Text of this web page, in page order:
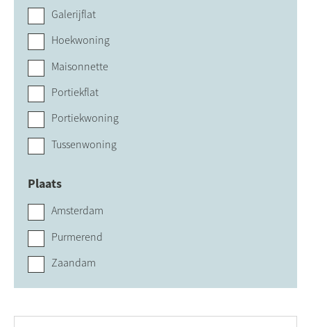
Galerijflat
Hoekwoning
Maisonnette
Portiekflat
Portiekwoning
Tussenwoning
Plaats
Amsterdam
Purmerend
Zaandam